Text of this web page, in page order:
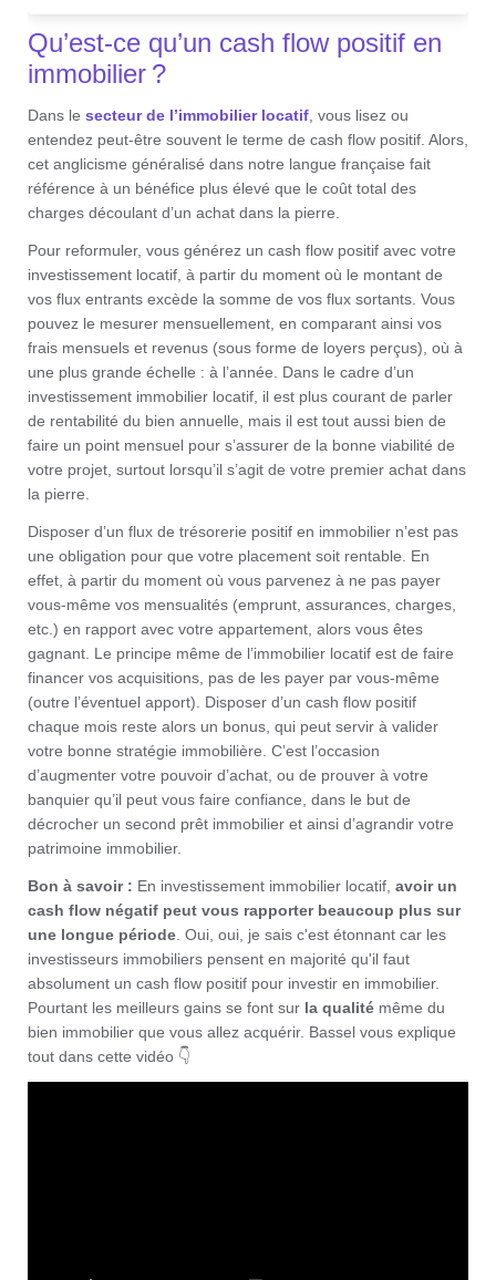
Qu’est-ce qu’un cash flow positif en
immobilier ?
Dans le secteur de l’immobilier locatif, vous lisez ou
entendez peut-être souvent le terme de cash flow positif. Alors,
cet anglicisme généralisé dans notre langue française fait
référence à un bénéfice plus élevé que le coût total des
charges découlant d’un achat dans la pierre.
Pour reformuler, vous générez un cash flow positif avec votre
investissement locatif, à partir du moment où le montant de
vos flux entrants excède la somme de vos flux sortants. Vous
pouvez le mesurer mensuellement, en comparant ainsi vos
frais mensuels et revenus (sous forme de loyers perçus), où à
une plus grande échelle : à l’année. Dans le cadre d’un
investissement immobilier locatif, il est plus courant de parler
de rentabilité du bien annuelle, mais il est tout aussi bien de
faire un point mensuel pour s’assurer de la bonne viabilité de
votre projet, surtout lorsqu’il s’agit de votre premier achat dans
la pierre.
Disposer d’un flux de trésorerie positif en immobilier n’est pas
une obligation pour que votre placement soit rentable. En
effet, à partir du moment où vous parvenez à ne pas payer
vous-même vos mensualités (emprunt, assurances, charges,
etc.) en rapport avec votre appartement, alors vous êtes
gagnant. Le principe même de l’immobilier locatif est de faire
financer vos acquisitions, pas de les payer par vous-même
(outre l’éventuel apport). Disposer d’un cash flow positif
chaque mois reste alors un bonus, qui peut servir à valider
votre bonne stratégie immobilière. C’est l’occasion
d’augmenter votre pouvoir d’achat, ou de prouver à votre
banquier qu’il peut vous faire confiance, dans le but de
décrocher un second prêt immobilier et ainsi d’agrandir votre
patrimoine immobilier.
Bon à savoir : En investissement immobilier locatif, avoir un
cash flow négatif peut vous rapporter beaucoup plus sur
une longue période. Oui, oui, je sais c'est étonnant car les
investisseurs immobiliers pensent en majorité qu'il faut
absolument un cash flow positif pour investir en immobilier.
Pourtant les meilleurs gains se font sur la qualité même du
bien immobilier que vous allez acquérir. Bassel vous explique
tout dans cette vidéo 👇